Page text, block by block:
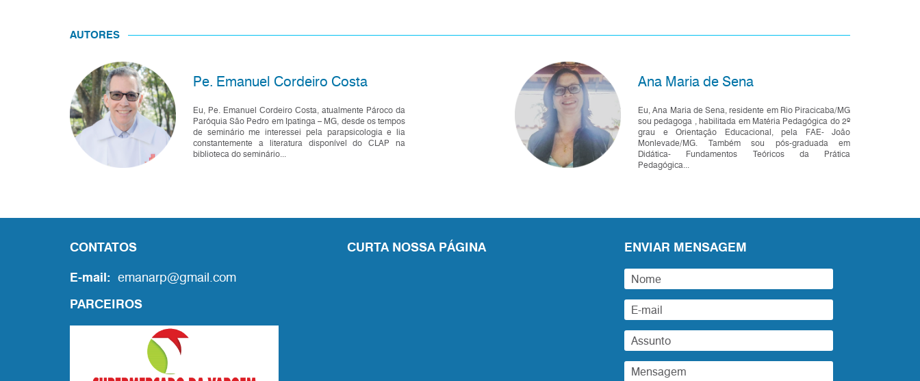
AUTORES
Pe. Emanuel Cordeiro Costa
Eu, Pe. Emanuel Cordeiro Costa, atualmente Pároco da
Paróquia São Pedro em Ipatinga – MG, desde os tempos
de seminário me interessei pela parapsicologia e lia
constantemente a literatura disponível do CLAP na
biblioteca do seminário...
Ana Maria de Sena
Eu, Ana Maria de Sena, residente em Rio Piracicaba/MG
sou pedagoga , habilitada em Matéria Pedagógica do 2º
grau e Orientação Educacional, pela FAE- João
Monlevade/MG. Também sou pós-graduada em
Didática- Fundamentos Teóricos da Prática
Pedagógica...
CONTATOS
E-mail: emanarp@gmail.com
PARCEIROS
CURTA NOSSA PÁGINA ENVIAR MENSAGEM